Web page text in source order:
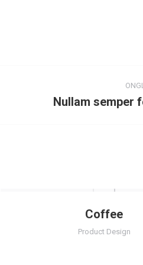
Nullam semper
Coffee
Product Design